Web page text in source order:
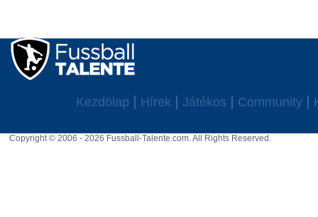
Kezdölap Hírek Játékos Community
Copyright © 2006 - 2026 Fussball-Talente.com. All Rights Reserved.